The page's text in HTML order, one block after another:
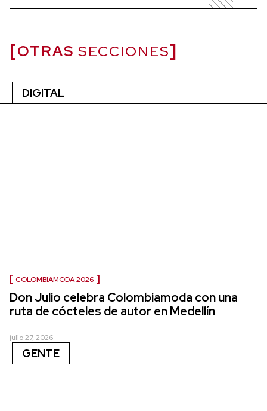
OTRAS SECCIONES
DIGITAL
COLOMBIAMODA 2026
Don Julio celebra Colombiamoda con una
ruta de cócteles de autor en Medellín
julio 27, 2026
GENTE